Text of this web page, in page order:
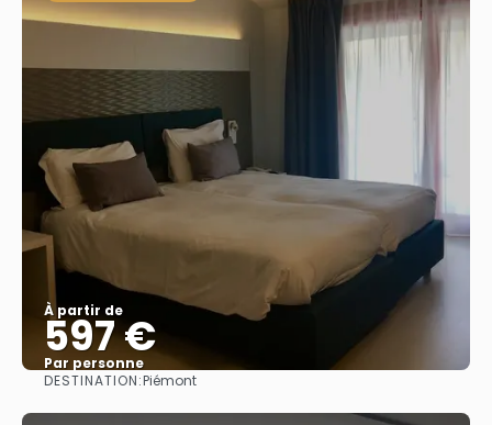
À partir de
597 €
Par personne
DESTINATION:Piémont